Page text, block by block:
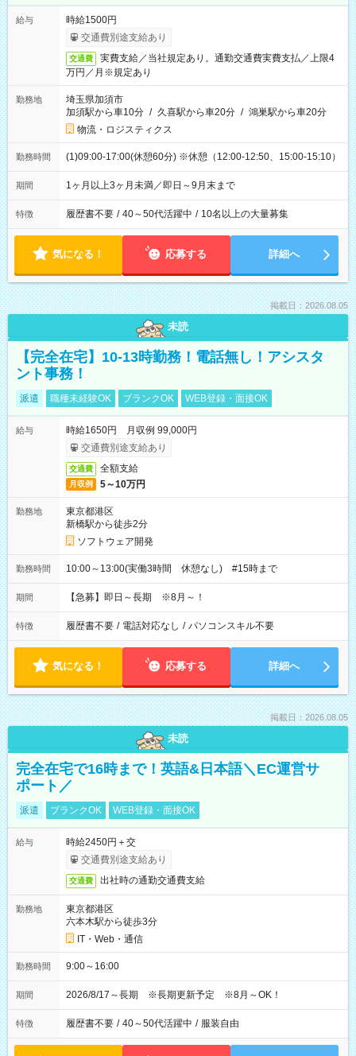
給与
時給1500円
交通費別途支給あり
交通費
実費支給／当社規定あり。通勤交通費実費支払／上限4
万円／月※規定あり
勤務地
埼玉県加須市
加須駅から車10分 / 久喜駅から車20分 / 鴻巣駅から車20分
物流・ロジスティクス
勤務時間 (1)09:00-17:00(休憩60分) ※休憩（12:00-12:50、15:00-15:10）
期間 1ヶ月以上3ヶ月未満／即日～9月末まで
特徴 履歴書不要 / 40～50代活躍中 / 10名以上の大量募集
気になる！ 応募する 詳細へ
掲載日：2026.08.05
未読
【完全在宅】10-13時勤務！電話無し！アシスタ
ント事務！
派遣 職種未経験OK ブランクOK WEB登録・面接OK
給与
時給1650円 月収例 99,000円
交通費別途支給あり
交通費 全額支給
月収例 5～10万円
勤務地
東京都港区
新橋駅から徒歩2分
ソフトウェア開発
勤務時間 10:00～13:00(実働3時間 休憩なし) #15時まで
期間 【急募】即日～長期 ※8月～！
特徴 履歴書不要 / 電話対応なし / パソコンスキル不要
気になる！ 応募する 詳細へ
掲載日：2026.08.05
未読
完全在宅で16時まで！英語&日本語＼EC運営サ
ポート／
派遣 ブランクOK WEB登録・面接OK
給与
時給2450円＋交
交通費別途支給あり
交通費 出社時の通勤交通費支給
勤務地
東京都港区
六本木駅から徒歩3分
IT・Web・通信
勤務時間 9:00～16:00
期間 2026/8/17～長期 ※長期更新予定 ※8月～OK！
特徴 履歴書不要 / 40～50代活躍中 / 服装自由